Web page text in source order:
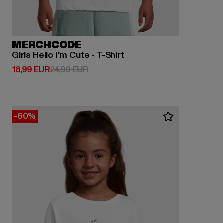
MERCHCODE
Girls Hello I'm Cute - T-Shirt
18,99 EUR
Derzeitiger Preis: 18,99 EUR
24,99 EURAktionspreis: 24,99 EUR
-60%